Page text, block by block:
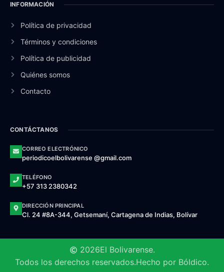
INFORMACIÓN
Política de privacidad
Términos y condiciones
Política de publicidad
Quiénes somos
Contacto
CONTÁCTANOS
CORREO ELECTRÓNICO
periodicoelbolivarense @gmail.com
TELÉFONO
+57 313 2380342
DIRECCIÓN PRINCIPAL
Cl. 24 #8A-344, Getsemaní, Cartagena de Indias, Bolívar
2026El Bolivarense.
Todos los derechos reservados.Hecho por Bóldico.